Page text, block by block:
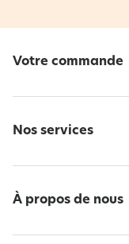
Votre commande
Nos services
À propos de nous